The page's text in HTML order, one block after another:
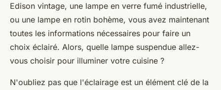
Edison vintage, une lampe en verre fumé industrielle,
ou une lampe en rotin bohème, vous avez maintenant
toutes les informations nécessaires pour faire un
choix éclairé. Alors, quelle lampe suspendue allez-
vous choisir pour illuminer votre cuisine ?
N'oubliez pas que l'éclairage est un élément clé de la